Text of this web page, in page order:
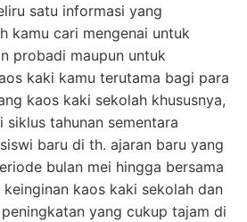
satu informasi yang
kamu cari mengenai untuk
probadi maupun untuk
kaki kamu terutama bagi para
kaos kaki sekolah khususnya,
siklus tahunan sementara
baru di th. ajaran baru yang
bulan mei hingga bersama
kaos kaki sekolah dan
yang cukup tajam di